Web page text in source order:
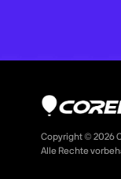
Copyright © 2026
Alle Rechte